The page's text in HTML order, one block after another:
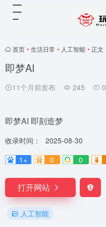
首页 • 生活日常 • 人工智能 • 正文
即梦AI
11个月前发布 245 0
即梦AI 即刻造梦
收录时间：
2025-08-30
1+
0 0
打开网站
人工智能